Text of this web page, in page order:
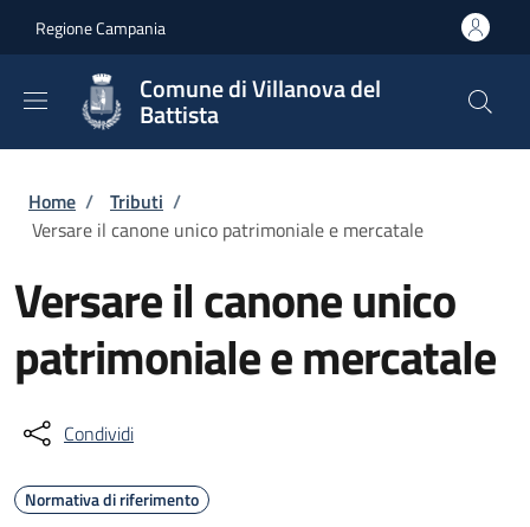
Regione Campania
Comune di Villanova del
Battista
Briciole di pane
Home / Tributi /
Versare il canone unico patrimoniale e mercatale
Versare il canone unico
patrimoniale e mercatale
Condividi
Normativa di riferimento